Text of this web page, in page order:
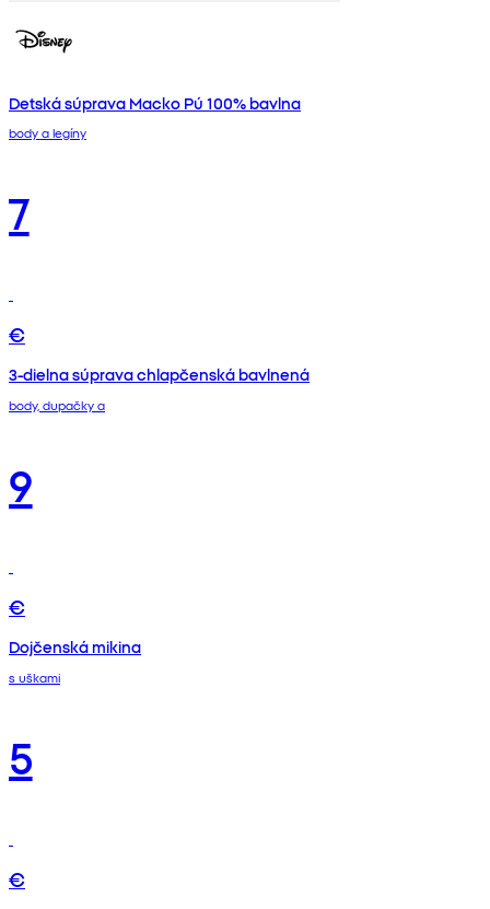
Detská súprava Macko Pú 100% bavlna
body a legíny
7
€
3-dielna súprava chlapčenská bavlnená
body, dupačky a
9
€
Dojčenská mikina
s uškami
5
€